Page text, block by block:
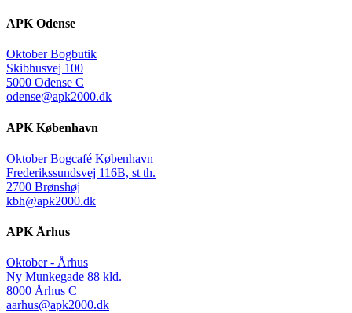
APK Odense
Oktober Bogbutik
Skibhusvej 100
5000 Odense C
odense@apk2000.dk
APK København
Oktober Bogcafé København
Frederikssundsvej 116B, st th.
2700 Brønshøj
kbh@apk2000.dk
APK Århus
Oktober - Århus
Ny Munkegade 88 kld.
8000 Århus C
aarhus@apk2000.dk